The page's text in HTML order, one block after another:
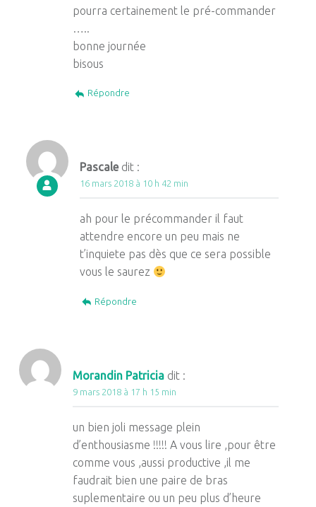
pourra certainement le pré-commander
…..
bonne journée
bisous
Répondre
Pascale dit :
16 mars 2018 à 10 h 42 min
ah pour le précommander il faut
attendre encore un peu mais ne
t’inquiete pas dès que ce sera possible
vous le saurez
Répondre
Morandin Patricia dit :
9 mars 2018 à 17 h 15 min
un bien joli message plein
d’enthousiasme !!!!! A vous lire ,pour être
comme vous ,aussi productive ,il me
faudrait bien une paire de bras
suplementaire ou un peu plus d’heure